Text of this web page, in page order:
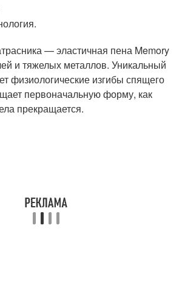
— эластичная пена Memory
и тяжелых металлов. Уникальный
физиологические изгибы спящего
первоначальную форму, как
прекращается.